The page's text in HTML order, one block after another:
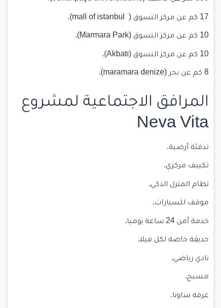
17 كم عن مركز التسوق ( mall of istanbul).
10 كم عن مركز التسوق (Marmara Park).
10 كم عن مركز التسوق (Akbatı).
8 كم عن بحر (maramara denize).
المرافق الاجتماعية لمشروع
Neva Vita
تدفئة أرضية.
تكييف مركزي.
نظام المنزل الذكي.
موقف للسيارات.
خدمة أمن 24 ساعة يوميا.
حديقة خاصة لكل فيلا.
نادي رياضي.
مسبح.
غرفة ساونا.